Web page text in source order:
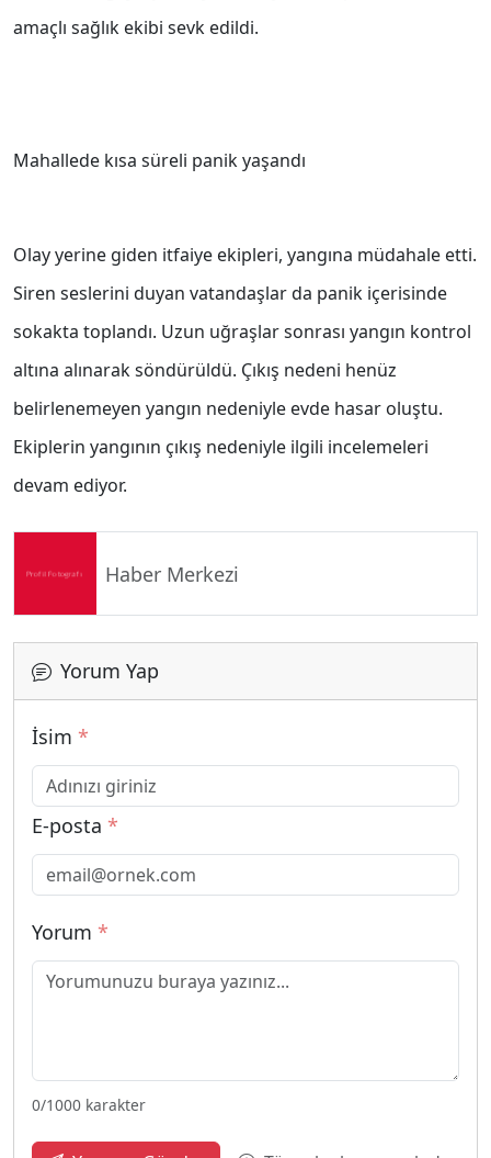
amaçlı sağlık ekibi sevk edildi.
Mahallede kısa süreli panik yaşandı
Olay yerine giden itfaiye ekipleri, yangına müdahale etti.
Siren seslerini duyan vatandaşlar da panik içerisinde
sokakta toplandı. Uzun uğraşlar sonrası yangın kontrol
altına alınarak söndürüldü. Çıkış nedeni henüz
belirlenemeyen yangın nedeniyle evde hasar oluştu.
Ekiplerin yangının çıkış nedeniyle ilgili incelemeleri
devam ediyor.
Haber Merkezi
Yorum Yap
İsim *
E-posta *
Yorum *
0/1000 karakter